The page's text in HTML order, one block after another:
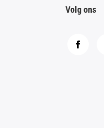
Volg ons